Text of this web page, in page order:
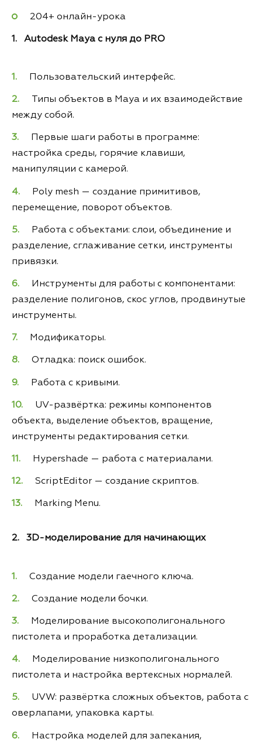
204+ онлайн-урока
1. Autodesk Мауа с нуля до PRO
Пользовательский интерфейс.
Типы объектов в Maya и их взаимодействие
между собой.
Первые шаги работы в программе:
настройка среды, горячие клавиши,
манипуляции с камерой.
Poly mesh — создание примитивов,
перемещение, поворот объектов.
Работа с объектами: слои, объединение и
разделение, сглаживание сетки, инструменты
привязки.
Инструменты для работы с компонентами:
разделение полигонов, скос углов, продвинутые
инструменты.
Модификаторы.
Отладка: поиск ошибок.
Работа с кривыми.
UV-развёртка: режимы компонентов
объекта, выделение объектов, вращение,
инструменты редактирования сетки.
Hypershade — работа с материалами.
ScriptEditor — создание скриптов.
Marking Menu.
2. 3D-моделирование для начинающих
Создание модели гаечного ключа.
Создание модели бочки.
Моделирование высокополигонального
пистолета и проработка детализации.
Моделирование низкополигонального
пистолета и настройка вертексных нормалей.
UVW: развёртка сложных объектов, работа с
оверлапами, упаковка карты.
Настройка моделей для запекания,